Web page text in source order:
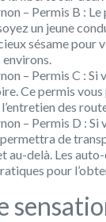
– Permis B :
un jeune
sésame pour
– Permis C :
Ce permis
des
– Permis D :
de
au-delà. Les
pour